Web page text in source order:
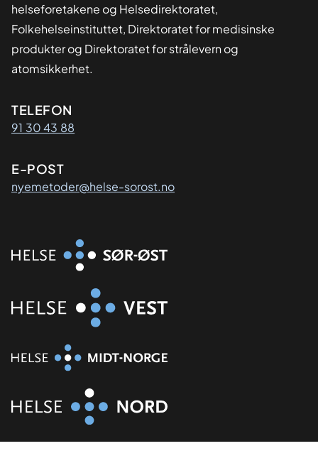
helseforetakene og Helsedirektoratet,
Folkehelseinstituttet, Direktoratet for medisinske
produkter og Direktoratet for strålevern og
atomsikkerhet.
Kontaktinformasjon
TELEFON
91 30 43 88
E-POST
nyemetoder@helse-sorost.no
Organisasjon